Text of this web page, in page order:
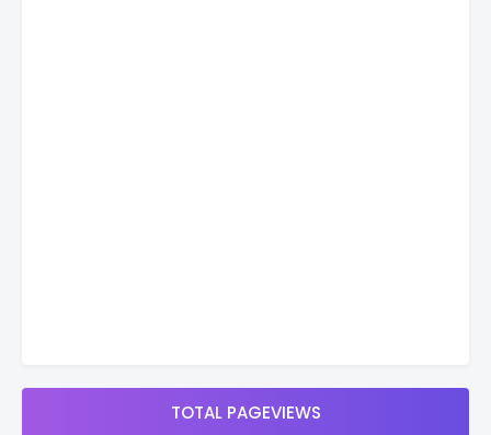
TOTAL PAGEVIEWS